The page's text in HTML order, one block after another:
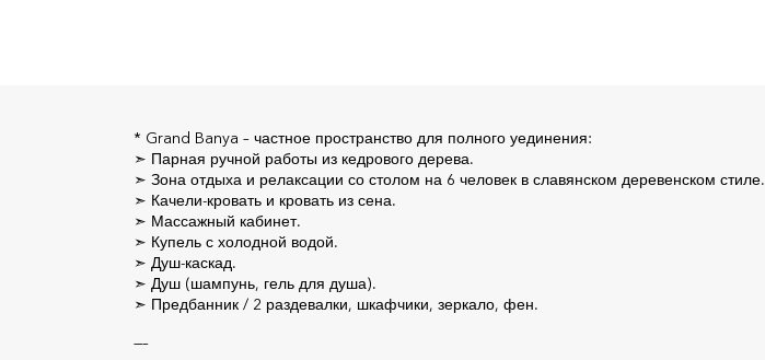
* Grand Banya – частное пространство для полного уединения:
➣ Парная ручной работы из кедрового дерева.
➣ Зона отдыха и релаксации со столом на 6 человек в славянском деревенском стиле.
➣ Качели-кровать и кровать из сена.
➣ Массажный кабинет.
➣ Купель с холодной водой.
➣ Душ-каскад.
➣ Душ (шампунь, гель для душа).
➣ Предбанник / 2 раздевалки, шкафчики, зеркало, фен.
—–